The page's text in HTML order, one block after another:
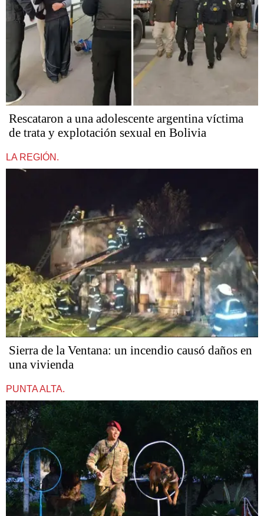
Rescataron a una adolescente argentina víctima
de trata y explotación sexual en Bolivia
LA REGIÓN.
Sierra de la Ventana: un incendio causó daños en
una vivienda
PUNTA ALTA.